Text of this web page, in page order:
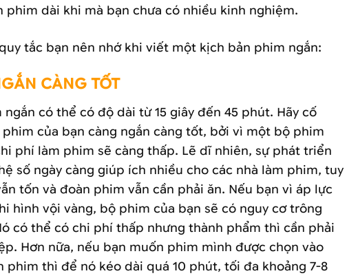
phim dài khi mà bạn chưa có nhiều kinh nghiệm.
tắc bạn nên nhớ khi viết một kịch bản phim ngắn:
CÀNG TỐT
có thể có độ dài từ 15 giây đến 45 phút. Hãy cố
của bạn càng ngắn càng tốt, bởi vì một bộ phim
phí làm phim sẽ càng thấp. Lẽ dĩ nhiên, sự phát triển
số ngày càng giúp ích nhiều cho các nhà làm phim, tuy
tốn và đoàn phim vẫn cần phải ăn. Nếu bạn vì áp lực
hình vội vàng, bộ phim của bạn sẽ có nguy cơ trông
có thể có chi phí thấp nhưng thành phẩm thì cần phải
Hơn nữa, nếu bạn muốn phim mình được chọn vào
phim thì để nó kéo dài quá 10 phút, tối đa khoảng 7-8